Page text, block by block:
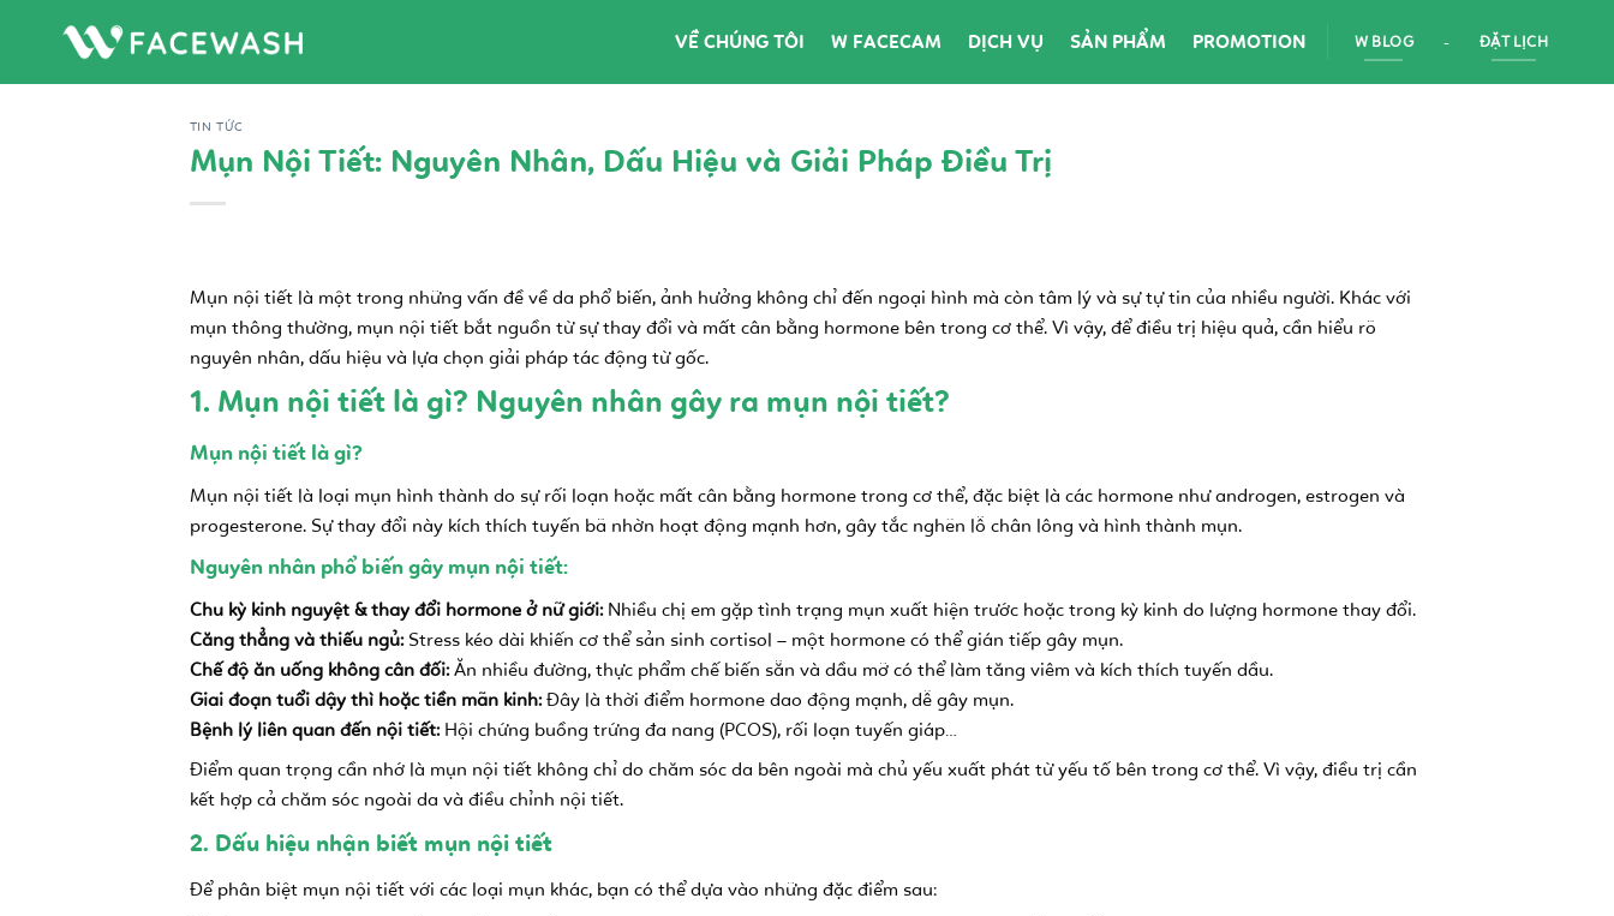
VỀ CHÚNG TÔI W FACECAM DỊCH VỤ SẢN PHẨM PROMOTION W BLOG - ĐẶT LỊCH
TIN TỨC
Mụn Nội Tiết: Nguyên Nhân, Dấu Hiệu và Giải Pháp Điều Trị
Mụn nội tiết là một trong những vấn đề về da phổ biến, ảnh hưởng không chỉ đến ngoại hình mà còn tâm lý và sự tự tin của nhiều người. Khác với
mụn thông thường, mụn nội tiết bắt nguồn từ sự thay đổi và mất cân bằng hormone bên trong cơ thể. Vì vậy, để điều trị hiệu quả, cần hiểu rõ
nguyên nhân, dấu hiệu và lựa chọn giải pháp tác động từ gốc.
1. Mụn nội tiết là gì? Nguyên nhân gây ra mụn nội tiết?
Mụn nội tiết là gì?
Mụn nội tiết là loại mụn hình thành do sự rối loạn hoặc mất cân bằng hormone trong cơ thể, đặc biệt là các hormone như androgen, estrogen và
progesterone. Sự thay đổi này kích thích tuyến bã nhờn hoạt động mạnh hơn, gây tắc nghẽn lỗ chân lông và hình thành mụn.
Nguyên nhân phổ biến gây mụn nội tiết:
Chu kỳ kinh nguyệt & thay đổi hormone ở nữ giới:Nhiều chị em gặp tình trạng mụn xuất hiện trước hoặc trong kỳ kinh do lượng hormone thay đổi.
Căng thẳng và thiếu ngủ:Stress kéo dài khiến cơ thể sản sinh cortisol – một hormone có thể gián tiếp gây mụn.
Chế độ ăn uống không cân đối:Ăn nhiều đường, thực phẩm chế biến sẵn và dầu mỡ có thể làm tăng viêm và kích thích tuyến dầu.
Giai đoạn tuổi dậy thì hoặc tiền mãn kinh:Đây là thời điểm hormone dao động mạnh, dễ gây mụn.
Bệnh lý liên quan đến nội tiết:Hội chứng buồng trứng đa nang (PCOS), rối loạn tuyến giáp…
Điểm quan trọng cần nhớ là mụn nội tiết không chỉ do chăm sóc da bên ngoài mà chủ yếu xuất phát từ yếu tố bên trong cơ thể. Vì vậy, điều trị cần
kết hợp cả chăm sóc ngoài da và điều chỉnh nội tiết.
2. Dấu hiệu nhận biết mụn nội tiết
Để phân biệt mụn nội tiết với các loại mụn khác, bạn có thể dựa vào những đặc điểm sau: